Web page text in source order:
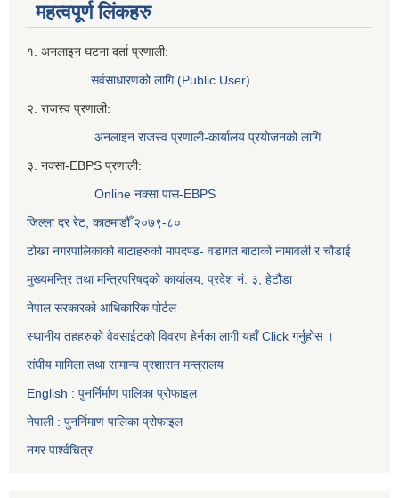
महत्वपूर्ण लिंकहरु
१. अनलाइन घटना दर्ता प्रणाली:
सर्वसाधारणको लागि (Public User)
२. राजस्व प्रणाली:
अनलाइन राजस्व प्रणाली-कार्यालय प्रयोजनको लागि
३. नक्सा-EBPS प्रणाली:
Online नक्सा पास-EBPS
जिल्ला दर रेट, काठमाडौँ २०७९-८०
टोखा नगरपालिकाको बाटाहरुको मापदण्ड- वडागत बाटाको नामावली र चौडाई
मुख्यमन्त्रि तथा मन्त्रिपरिषद्को कार्यालय, प्रदेश नं. ३, हेटौंडा
नेपाल सरकारको आधिकारिक पोर्टल
स्थानीय तहहरुको वेवसाईटको विवरण हेर्नका लागी यहाँ Click गर्नुहोस ।
संघीय मामिला तथा सामान्य प्रशासन मन्त्रालय
English : पुनर्निर्माण पालिका प्रोफाइल
नेपाली : पुनर्निमाण पालिका प्रोफाइल
नगर पार्श्वचित्र